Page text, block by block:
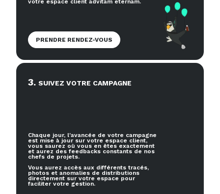
PRENDRE RENDEZ-VOUS
3. SUIVEZ VOTRE CAMPAGNE
Chaque jour, l'avancée de votre campagne
est mise à jour sur votre espace client,
vous saurez où vous en êtes exactement
et aurez des feedbacks constants de nos
chefs de projets.
Vous aurez accès aux différents tracés,
photos et anomalies de distributions
directement sur votre espace pour
faciliter votre gestion.